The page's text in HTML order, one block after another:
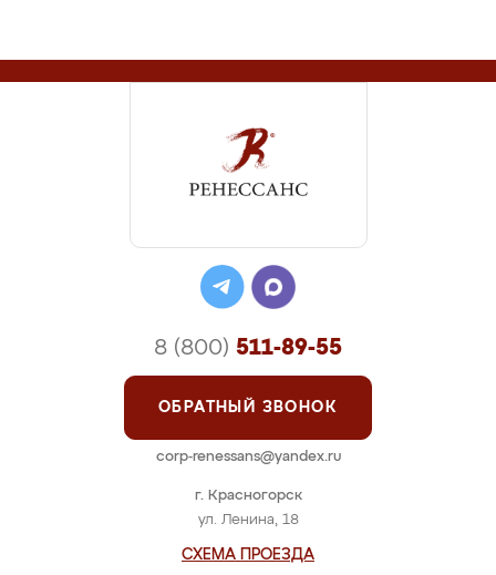
г. Красногорск
ул. Ленина, 18
СХЕМА ПРОЕЗДА
8 (800) 511-89-55
ОБРАТНЫЙ ЗВОНОК
corp-renessans@yandex.ru